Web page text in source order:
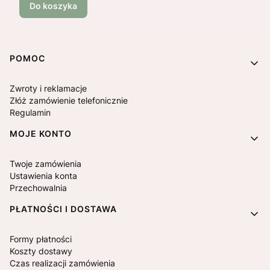
Do koszyka
Linki w stopce
POMOC
Zwroty i reklamacje
Złóż zamówienie telefonicznie
Regulamin
MOJE KONTO
Twoje zamówienia
Ustawienia konta
Przechowalnia
PŁATNOŚCI I DOSTAWA
Formy płatności
Koszty dostawy
Czas realizacji zamówienia